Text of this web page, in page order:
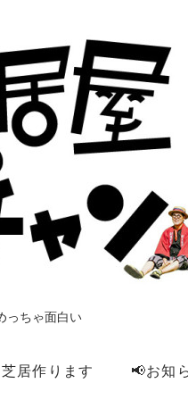
っちゃ面白い
居作ります 📢お知